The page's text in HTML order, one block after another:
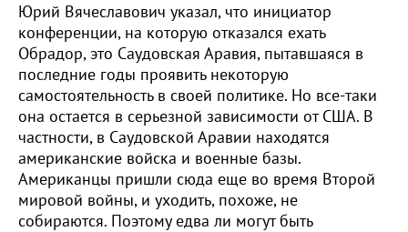
Юрий Вячеславович указал, что инициатор
конференции, на которую отказался ехать
Обрадор, это Саудовская Аравия, пытавшаяся в
последние годы проявить некоторую
самостоятельность в своей политике. Но все-таки
она остается в серьезной зависимости от США. В
частности, в Саудовской Аравии находятся
американские войска и военные базы.
Американцы пришли сюда еще во время Второй
мировой войны, и уходить, похоже, не
собираются. Поэтому едва ли могут быть